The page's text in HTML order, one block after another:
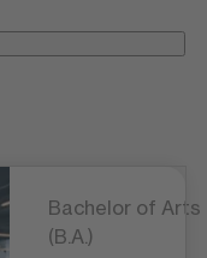
Bachelor of Arts
(B.A.)